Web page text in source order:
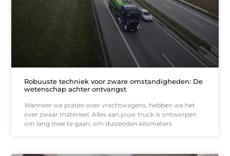
Robuuste techniek voor zware omstandigheden: De
wetenschap achter ontvangst
Wanneer we praten over vrachtwagens, hebben we het
over zwaar materieel. Alles aan jouw truck is ontworpen
om lang mee te gaan, om duizenden kilometers